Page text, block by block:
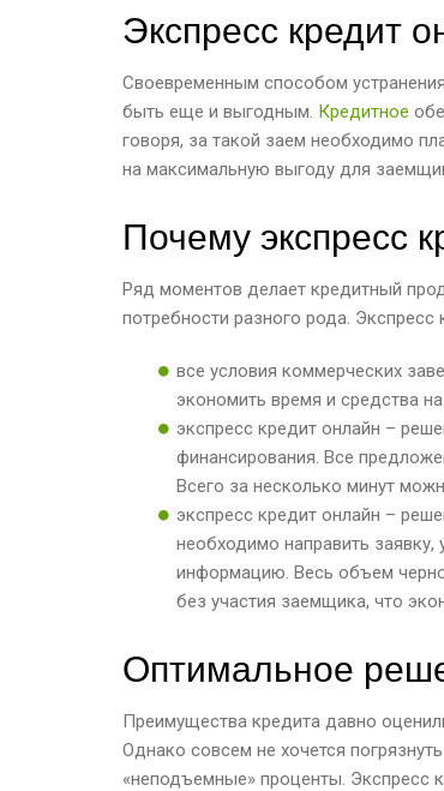
Экспресс кредит
Своевременным способом
быть еще и выгодным. Кредитное
говоря, за такой заем необходимо
на максимальную выгоду для
Почему экспресс
Ряд моментов делает кредитный
потребности разного рода.
все условия коммерческих
экономить время и средства
экспресс кредит онлайн –
финансирования. Все
Всего за несколько минут
экспресс кредит онлайн –
необходимо направить
информацию. Весь объем
без участия заемщика, что
Оптимальное
Преимущества кредита давно
Однако совсем не хочется
«неподъемные» проценты. Экспресс